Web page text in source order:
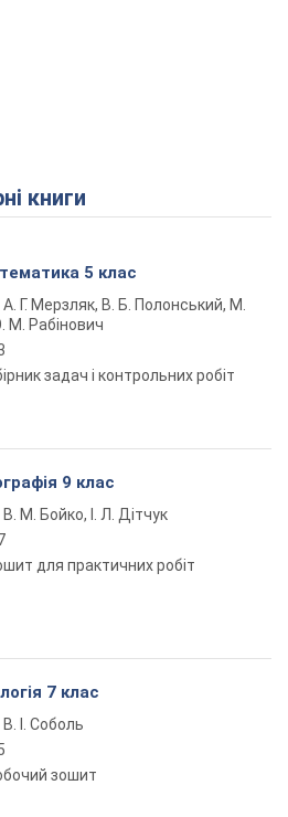
книги
5 клас
А. Г. Мерзляк, В. Б. Полонський, М.
М. Рабінович
задач і контрольних робіт
9 клас
В. М. Бойко, І. Л. Дітчук
для практичних робіт
7 клас
В. І. Соболь
зошит